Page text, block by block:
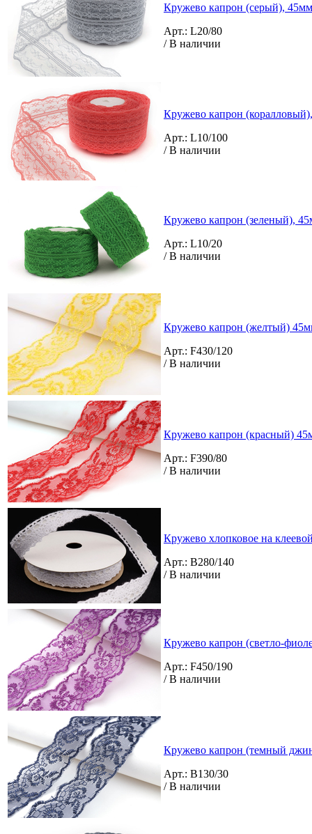
Кружево капрон (серый),
Арт.: L20/80
/ В наличии
Кружево капрон
Арт.: L10/100
/ В наличии
Кружево капрон (зеленый),
Арт.: L10/20
/ В наличии
Кружево капрон (желтый)
Арт.: F430/120
/ В наличии
Кружево капрон (красный)
Арт.: F390/80
/ В наличии
Кружево хлопковое на
Арт.: B280/140
/ В наличии
Кружево капрон (светло-
Арт.: F450/190
/ В наличии
Кружево капрон (темный
Арт.: B130/30
/ В наличии